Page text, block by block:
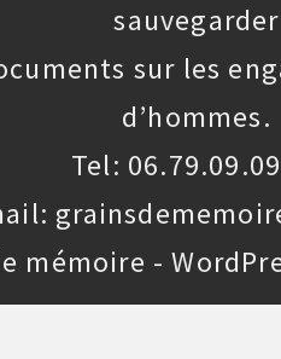
sauvegarder
sur les
d’hommes.
Tel:
mémoire -